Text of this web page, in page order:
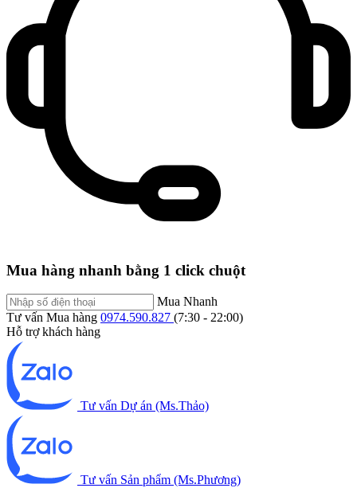
Mua hàng nhanh bằng 1 click chuột
Mua Nhanh
Tư vấn Mua hàng 0974.590.827 (7:30 - 22:00)
Hỗ trợ khách hàng
Tư vấn Dự án (Ms.Thảo)
Tư vấn Sản phẩm (Ms.Phương)